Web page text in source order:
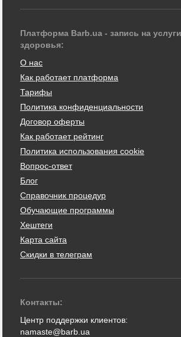
Платформа Barb.ua - запись на
здоровья:
О нас
Как работает платформа
Тарифы
Политика конфиденциальности
Договор оферты
Как работает рейтинг
Политика использования cookie
Вопрос-ответ
Блог
Справочник процедур
Обучающие программы
Хештеги
Карта сайта
Скидки в телеграм
Контакты:
Центр поддержки клиентов:
namaste@barb.ua